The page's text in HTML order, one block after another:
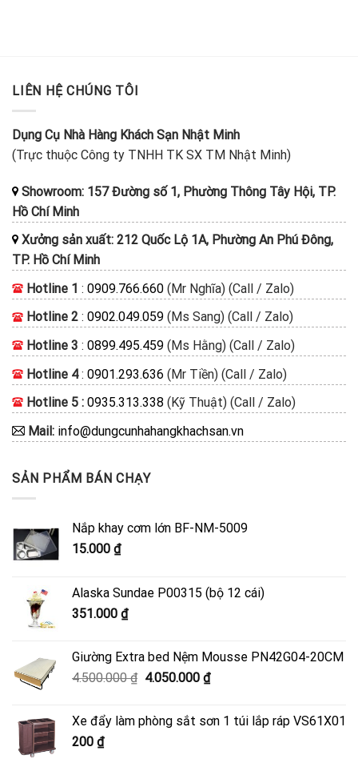
LIÊN HỆ CHÚNG TÔI
Dụng Cụ Nhà Hàng Khách Sạn Nhật Minh
(Trực thuộc Công ty TNHH TK SX TM Nhật Minh)
Showroom: 157 Đường số 1, Phường Thông Tây Hội, TP.
Hồ Chí Minh
Xưởng sản xuất: 212 Quốc Lộ 1A, Phường An Phú Đông,
TP. Hồ Chí Minh
Hotline 1 : 0909.766.660 (Mr Nghĩa) (Call / Zalo)
Hotline 2 : 0902.049.059 (Ms Sang) (Call / Zalo)
Hotline 3 : 0899.495.459 (Ms Hằng) (Call / Zalo)
Hotline 4: 0901.293.636 (Mr Tiền) (Call / Zalo)
Hotline 5 : 0935.313.338 (Kỹ Thuật) (Call / Zalo)
Mail: info@dungcunhahangkhachsan.vn
SẢN PHẨM BÁN CHẠY
Nắp khay cơm lớn BF-NM-5009
15.000 ₫
Alaska Sundae P00315 (bộ 12 cái)
351.000 ₫
Giường Extra bed Nệm Mousse PN42G04-20CM
4.500.000₫ Giá
4.500.000 ₫.
4.050.000 ₫Giá
là:
Xe đẩy làm phòng sắt sơn 1 túi lắp ráp VS61X01
200 ₫